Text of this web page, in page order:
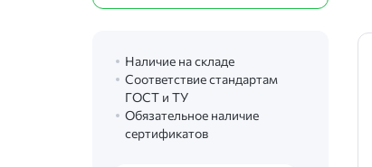
Наличие на складе
Соответствие стандартам
ГОСТ и ТУ
Обязательное наличие
сертификатов